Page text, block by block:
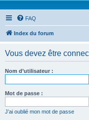
FAQ
Index du forum
Vous devez être
Nom d’utilisateur :
Mot de passe :
J’ai oublié mon mot de passe